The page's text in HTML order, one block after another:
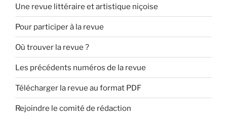
Une revue littéraire et artistique niçoise
Pour participer à la revue
Où trouver la revue ?
Les précédents numéros de la revue
Télécharger la revue au format PDF
Rejoindre le comité de rédaction